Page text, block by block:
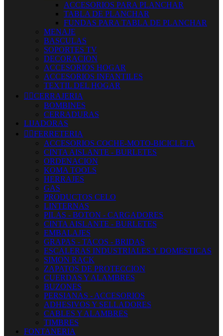
ACCESORIOS PARA PLANCHAR
TABLA DE PLANCHAR
FUNDAS PARA TABLA DE PLANCHAR
MENAJE
BASCULAS
SOPORTES TV
DECORACION
ACCESORIOS HOGAR
ACCESORIOS INFANTILES
TEXTIL DEL HOGAR
 CERRAJERIA
BOMBINES
CERRADURAS
LIJADORAS
 FERRETERIA
ACCESORIOS COCHE-MOTO-BICICLETA
CINTA AISLANTE - BURLETES
ORDENACION
KOMA TOOLS
HERRAJES
GAS
PRODUCTOS CELO
LINTERNAS
PILAS - BOTON - CARGADORES
CINTA AISLANTE - BURLETES
EMBALAJES
GRAPAS - TACOS - BRIDAS
ESCALERAS INDUSTRIALES Y DOMESTICAS
SIMON RACK
ZAPATOS DE PROTECCION
CUERDAS Y ALAMBRES
BUZONES
PERSIANAS - ACCESORIOS
ADHESIVOS Y SELLADORES
CABLES Y ALAMBRES
TIMBRES
FONTANERIA